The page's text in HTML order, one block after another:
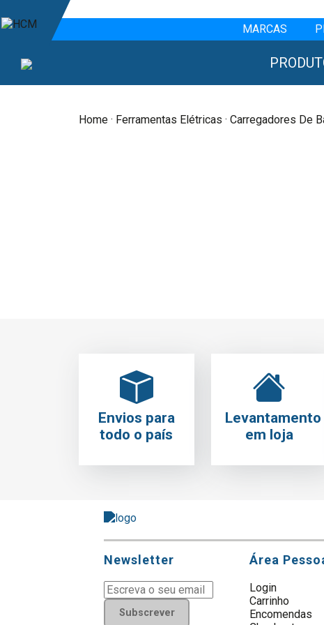
MARCAS
Home· Ferramentas Elétricas · Carregadores De
Envios para
todo o país
Levantamento
em loja
Newsletter
Subscrever
Área
Login
Carrinho
Encomendas